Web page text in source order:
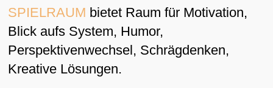
SPIELRAUM bietet Raum für Motivation,
Blick aufs System, Humor,
Perspektivenwechsel, Schrägdenken,
Kreative Lösungen.